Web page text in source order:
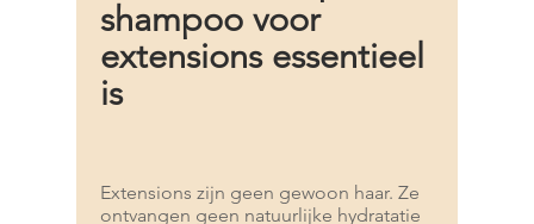
shampoo voor
extensions essentieel
is
Extensions zijn geen gewoon haar. Ze
ontvangen geen natuurlijke hydratatie